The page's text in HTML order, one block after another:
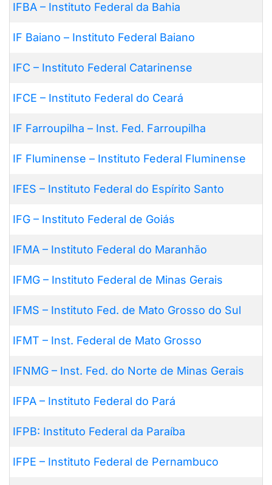
IFBA – Instituto Federal da Bahia
IF Baiano – Instituto Federal Baiano
IFC – Instituto Federal Catarinense
IFCE – Instituto Federal do Ceará
IF Farroupilha – Inst. Fed. Farroupilha
IF Fluminense – Instituto Federal Fluminense
IFES – Instituto Federal do Espírito Santo
IFG – Instituto Federal de Goiás
IFMA – Instituto Federal do Maranhão
IFMG – Instituto Federal de Minas Gerais
IFMS – Instituto Fed. de Mato Grosso do Sul
IFMT – Inst. Federal de Mato Grosso
IFNMG – Inst. Fed. do Norte de Minas Gerais
IFPA – Instituto Federal do Pará
IFPB: Instituto Federal da Paraíba
IFPE – Instituto Federal de Pernambuco